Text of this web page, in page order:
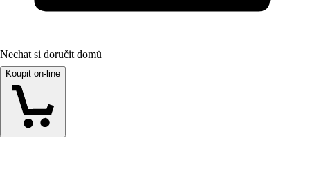
Nechat si doručit domů
Koupit on-line